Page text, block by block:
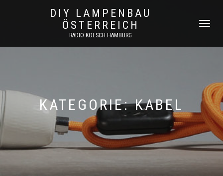
DIY LAMPENBAU
ÖSTERREICH
RADIO KÖLSCH HAMBURG
KATEGORIE:KABEL